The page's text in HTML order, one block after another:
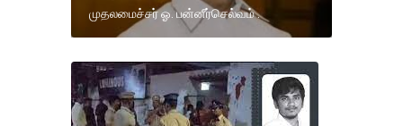
முதலமைச்சர் ஓ. பன்னீர்செல்வம் .